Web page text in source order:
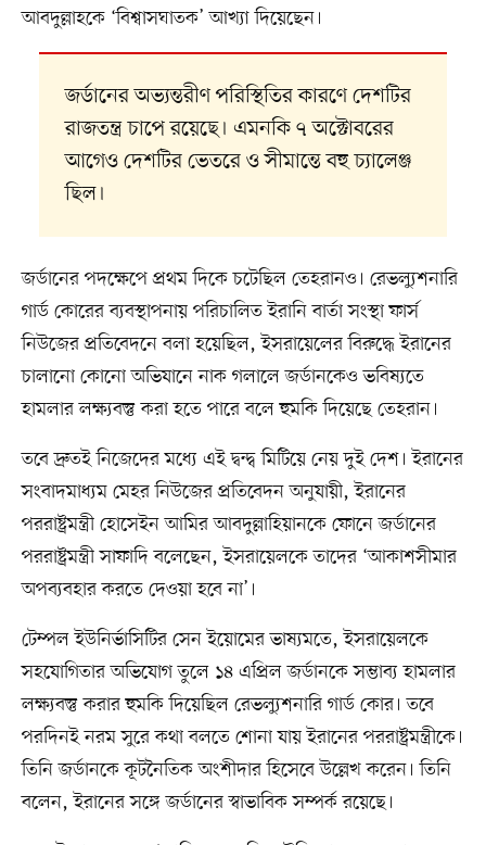
আবদুল্লাহকে ‘বিশ্বাসঘাতক’ আখ্যা দিয়েছেন।
জর্ডানের অভ্যন্তরীণ পরিস্থিতির কারণে দেশটির
রাজতন্ত্র চাপে রয়েছে। এমনকি ৭ অক্টোবরের
আগেও দেশটির ভেতরে ও সীমান্তে বহু চ্যালেঞ্জ
ছিল।
জর্ডানের পদক্ষেপে প্রথম দিকে চটেছিল তেহরানও। রেভল্যুশনারি
গার্ড কোরের ব্যবস্থাপনায় পরিচালিত ইরানি বার্তা সংস্থা ফার্স
নিউজের প্রতিবেদনে বলা হয়েছিল, ইসরায়েলের বিরুদ্ধে ইরানের
চালানো কোনো অভিযানে নাক গলালে জর্ডানকেও ভবিষ্যতে
হামলার লক্ষ্যবস্তু করা হতে পারে বলে হুমকি দিয়েছে তেহরান।
তবে দ্রুতই নিজেদের মধ্যে এই দ্বন্দ্ব মিটিয়ে নেয় দুই দেশ। ইরানের
সংবাদমাধ্যম মেহর নিউজের প্রতিবেদন অনুযায়ী, ইরানের
পররাষ্ট্রমন্ত্রী হোসেইন আমির আবদুল্লাহিয়ানকে ফোনে জর্ডানের
পররাষ্ট্রমন্ত্রী সাফাদি বলেছেন, ইসরায়েলকে তাদের ‘আকাশসীমার
অপব্যবহার করতে দেওয়া হবে না’।
টেম্পল ইউনির্ভাসিটির সেন ইয়োমের ভাষ্যমতে, ইসরায়েলকে
সহযোগিতার অভিযোগ তুলে ১৪ এপ্রিল জর্ডানকে সম্ভাব্য হামলার
লক্ষ্যবস্তু করার হুমকি দিয়েছিল রেভল্যুশনারি গার্ড কোর। তবে
পরদিনই নরম সুরে কথা বলতে শোনা যায় ইরানের পররাষ্ট্রমন্ত্রীকে।
তিনি জর্ডানকে কূটনৈতিক অংশীদার হিসেবে উল্লেখ করেন। তিনি
বলেন, ইরানের সঙ্গে জর্ডানের স্বাভাবিক সম্পর্ক রয়েছে।